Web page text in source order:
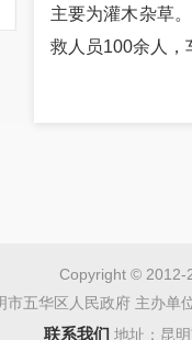
主要为灌木杂草
救人员100余人，
Copyright © 2012-
市五华区人民政府 主办单
联系我们 地址：昆